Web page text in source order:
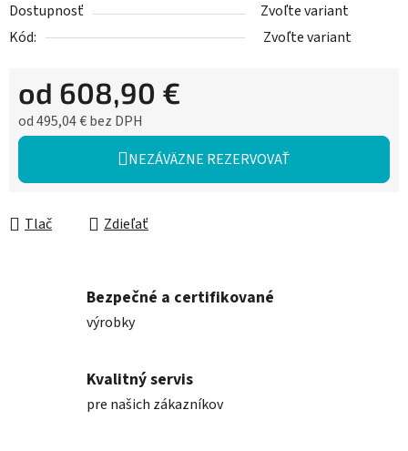
Dostupnosť
Zvoľte variant
Kód:
Zvoľte variant
od 608,90 €
od495,04 €bez DPH
Jednotková cena: NEZÁVÄZNE REZERVOVAŤ
Tlač Zdieľať
Bezpečné a certifikované
výrobky
Kvalitný servis
pre našich zákazníkov